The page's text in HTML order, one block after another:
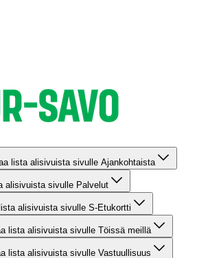
lista alisivuista sivulle Ajankohtaista
alisivuista sivulle Palvelut
alisivuista sivulle S-Etukortti
lista alisivuista sivulle Töissä meillä
lista alisivuista sivulle Vastuullisuus